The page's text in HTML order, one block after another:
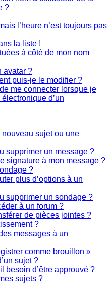
?
l’heure n’est toujours pas
la liste !
à côté de mon nom
avatar ?
puis-je le modifier ?
me connecter lorsque je
d’un
sujet ou une
supprimer un message ?
signature à mon message ?
?
plus d’options à un
supprimer un sondage ?
à un forum ?
de pièces jointes ?
?
messages à un
comme brouillon »
sujet ?
besoin d’être approuvé ?
sujets ?